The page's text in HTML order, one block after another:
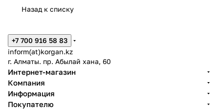
Назад к списку
+7 700 916 58 83
inform(at)korgan.kz
г. Алматы. пр. Абылай хана, 60
Интернет-магазин
Компания
Информация
Покупателю